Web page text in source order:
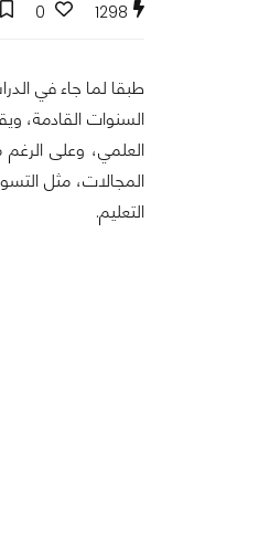
1298
0
طبقا لما جاء في
السنوات القادمة،
العلمي، وعلى
المجالات، مثل
التعليم.